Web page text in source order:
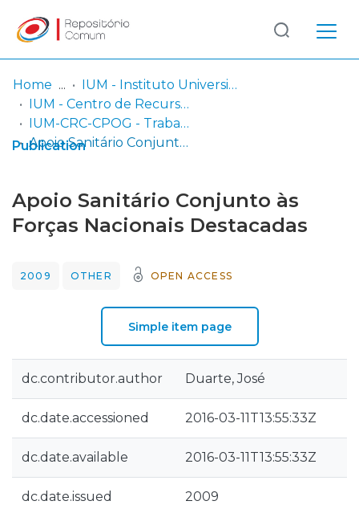
Communities
& Collections
Entities
Log
In
(current)
Home
IUM - Instituto Universitário Militar
IUM - Centro de Recursos de Conhecimento
IUM-CRC-CPOG - Trabalhos de Investigação Individual
Apoio Sanitário Conjunto às Forças Nacionais Destacadas
Publication
Apoio Sanitário Conjunto às
Forças Nacionais Destacadas
2009 OTHER OPEN ACCESS
Simple item page
dc.contributor.author Duarte, José
dc.date.accessioned 2016-03-11T13:55:33Z
dc.date.available 2016-03-11T13:55:33Z
dc.date.issued 2009